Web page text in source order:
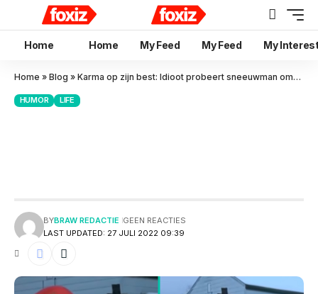
Home Home My Feed My Feed My
Home » Blog » Karma op zijn best: Idioot probeert sneeuwman omver te rijden
HUMOR LIFE
LAST UPDATED: 27 JULI 2022 09:39
BYBRAW REDACTIE GEEN REACTIES